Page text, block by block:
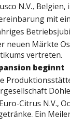
N.V.,
mit
neuen Märkte
vertreten.
beginnt
Citrus N.V.,
Ein